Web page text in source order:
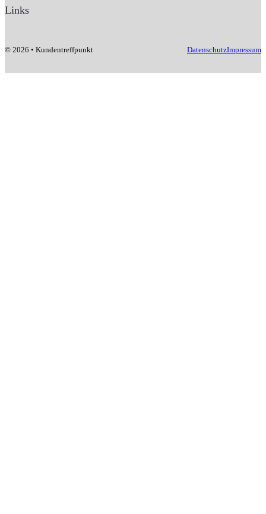
Links
© 2026 • Kundentreffpunkt DatenschutzImpressum